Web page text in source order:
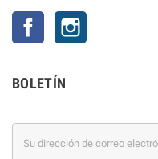
Facebook
BOLETÍN